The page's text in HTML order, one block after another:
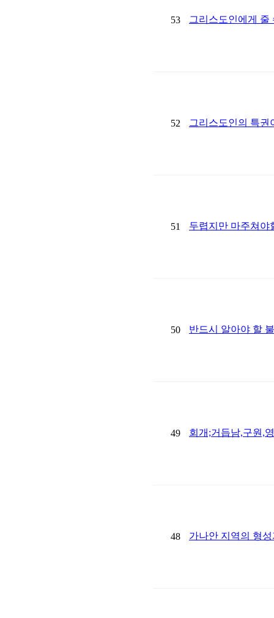
53 그리스도인에게 줄
52 그리스도인의 특권
51 두렵지만 마주쳐야
50 반드시 알아야 할
49 회개;거듭남,구원,
48 가나안 지역의 형